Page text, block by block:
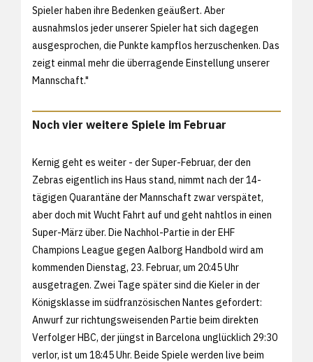
Spieler haben ihre Bedenken geäußert. Aber
ausnahmslos jeder unserer Spieler hat sich dagegen
ausgesprochen, die Punkte kampflos herzuschenken. Das
zeigt einmal mehr die überragende Einstellung unserer
Mannschaft."
Noch vier weitere Spiele im Februar
Kernig geht es weiter - der Super-Februar, der den
Zebras eigentlich ins Haus stand, nimmt nach der 14-
tägigen Quarantäne der Mannschaft zwar verspätet,
aber doch mit Wucht Fahrt auf und geht nahtlos in einen
Super-März über. Die Nachhol-Partie in der EHF
Champions League gegen Aalborg Handbold wird am
kommenden Dienstag, 23. Februar, um 20:45 Uhr
ausgetragen. Zwei Tage später sind die Kieler in der
Königsklasse im südfranzösischen Nantes gefordert:
Anwurf zur richtungsweisenden Partie beim direkten
Verfolger HBC, der jüngst in Barcelona unglücklich 29:30
verlor, ist um 18:45 Uhr. Beide Spiele werden live beim